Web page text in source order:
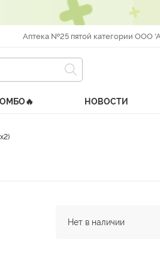
Аптека №25 пятой категории ООО
НОВОСТИ
Нет в наличии